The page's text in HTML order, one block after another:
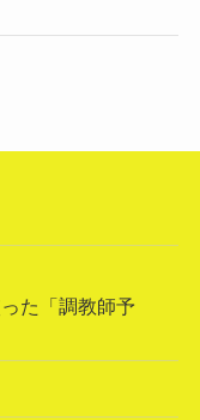
た「調教師予